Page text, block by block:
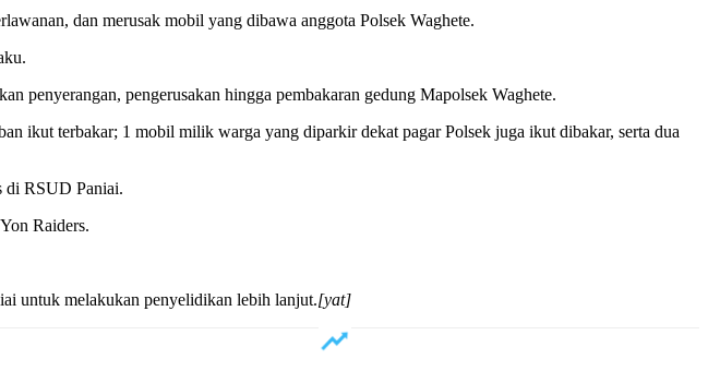
dan merusak mobil yang dibawa anggota Polsek Waghete.
penyerangan, pengerusakan hingga pembakaran gedung Mapolsek Waghete.
ikut terbakar; 1 mobil milik warga yang diparkir dekat pagar Polsek juga ikut dibakar, serta dua
di RSUD Paniai.
Raiders.
untuk melakukan penyelidikan lebih lanjut.[yat]